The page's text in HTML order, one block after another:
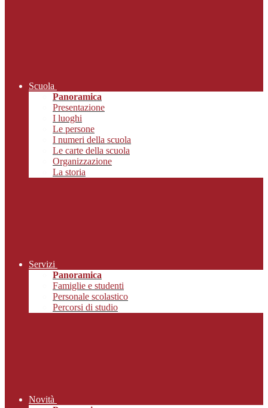
Scuola
Panoramica
Presentazione
I luoghi
Le persone
I numeri della scuola
Le carte della scuola
Organizzazione
La storia
Servizi
Panoramica
Famiglie e studenti
Personale scolastico
Percorsi di studio
Novità